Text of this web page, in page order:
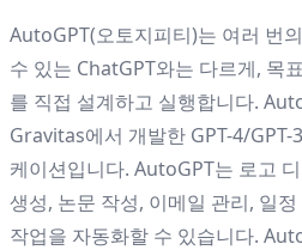
AutoGPT(오토지피티)는 여러 번
수 있는 ChatGPT와는 다르게, 목
를 직접 설계하고 실행합니다.
Gravitas에서 개발한 GPT-4/GPT-
케이션입니다. AutoGPT는 로고
생성, 논문 작성, 이메일 관리, 일
작업을 자동화할 수 있습니다.